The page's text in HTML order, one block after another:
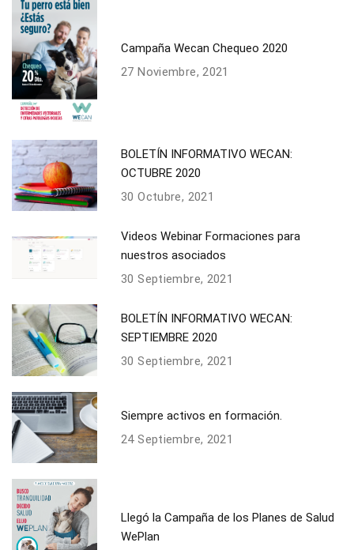
Campaña Wecan Chequeo 2020
27 Noviembre, 2021
BOLETÍN INFORMATIVO WECAN:
OCTUBRE 2020
30 Octubre, 2021
Videos Webinar Formaciones para
nuestros asociados
30 Septiembre, 2021
BOLETÍN INFORMATIVO WECAN:
SEPTIEMBRE 2020
30 Septiembre, 2021
Siempre activos en formación.
24 Septiembre, 2021
Llegó la Campaña de los Planes de Salud
WePlan